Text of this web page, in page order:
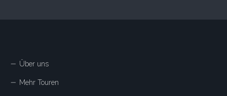
Über uns
Mehr Touren